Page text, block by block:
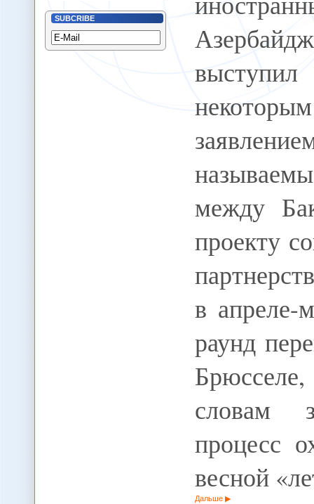
SUBCRIBE
между
проекту
в апреле-
раунд
словам
процесс
весной
Дальше